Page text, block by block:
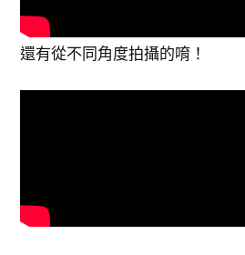
還有從不同角度拍攝的唷！